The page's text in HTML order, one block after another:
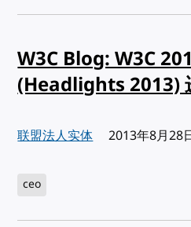
W3C Blog: W3C
(Headlights 2013)
联盟法人实体 发布:
2013年8月28
ceo